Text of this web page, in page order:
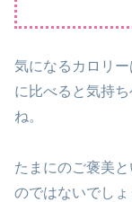
気になるカロリ
に比べると気持
ね。
たまにのご褒美
のではないでしょ